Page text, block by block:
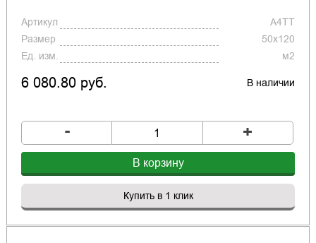
Артикул
A4TT
Размер
50x120
Ед. изм.
м2
6 080.80 руб. В наличии
- +
В корзину
Купить в 1 клик